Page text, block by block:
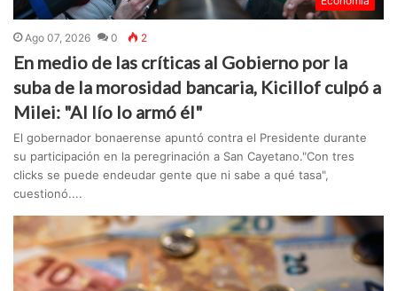
Ago 07, 2026 0 2
En medio de las críticas al Gobierno por la
suba de la morosidad bancaria, Kicillof culpó a
Milei: "Al lío lo armó él"
El gobernador bonaerense apuntó contra el Presidente durante
su participación en la peregrinación a San Cayetano."Con tres
clicks se puede endeudar gente que ni sabe a qué tasa",
cuestionó....